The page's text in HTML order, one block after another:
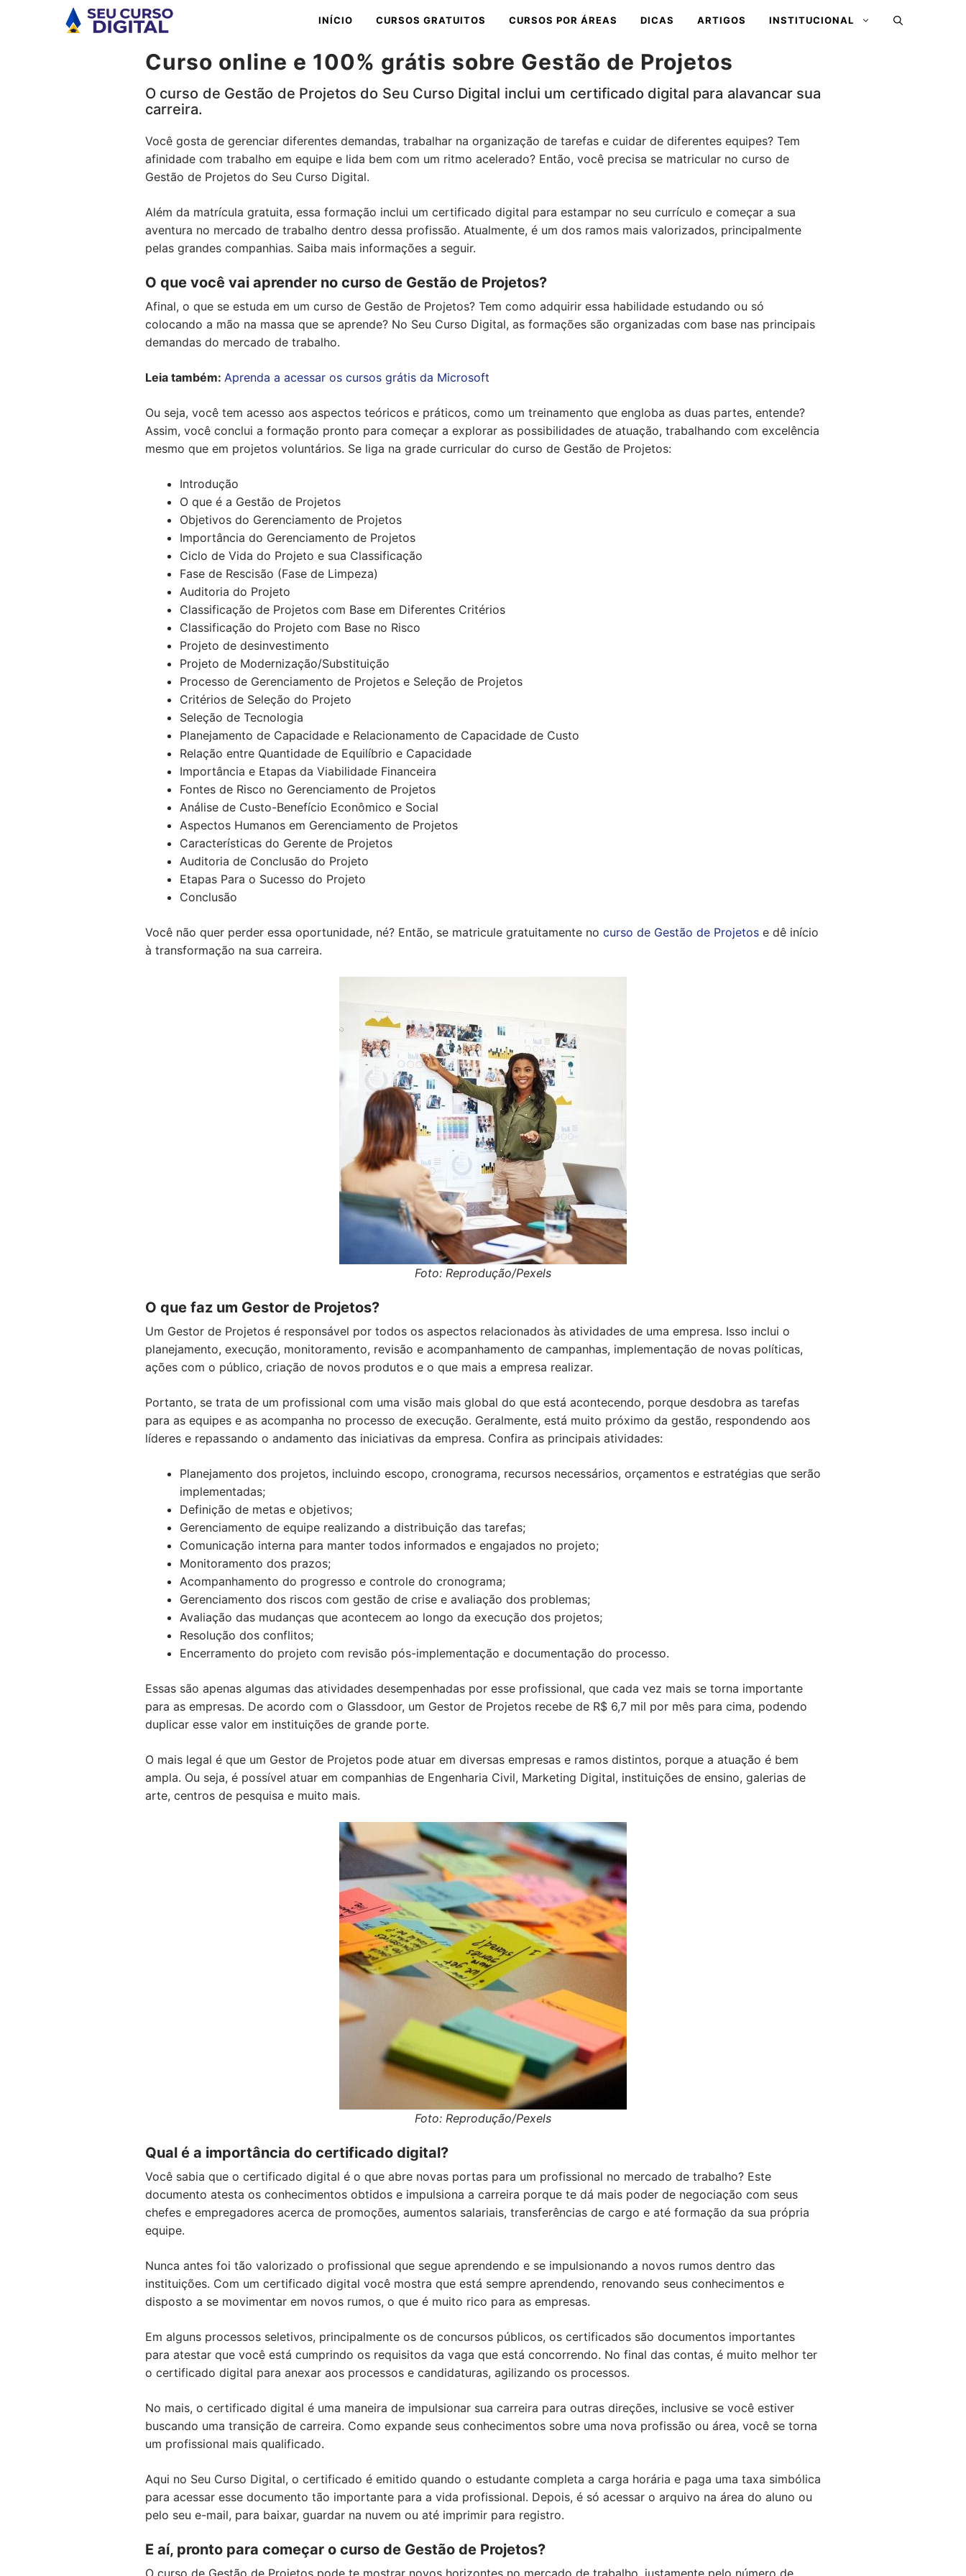
INÍCIO CURSOS GRATUITOS CURSOS POR ÁREAS DICAS ARTIGOS INSTITUCIONAL
Curso online e 100% grátis sobre Gestão de Projetos
O curso de Gestão de Projetos do Seu Curso Digital inclui um certificado digital para alavancar sua
carreira.
Você gosta de gerenciar diferentes demandas, trabalhar na organização de tarefas e cuidar de diferentes equipes? Tem
afinidade com trabalho em equipe e lida bem com um ritmo acelerado? Então, você precisa se matricular no curso de
Gestão de Projetos do Seu Curso Digital.
Além da matrícula gratuita, essa formação inclui um certificado digital para estampar no seu currículo e começar a sua
aventura no mercado de trabalho dentro dessa profissão. Atualmente, é um dos ramos mais valorizados, principalmente
pelas grandes companhias. Saiba mais informações a seguir.
O que você vai aprender no curso de Gestão de Projetos?
Afinal, o que se estuda em um curso de Gestão de Projetos? Tem como adquirir essa habilidade estudando ou só
colocando a mão na massa que se aprende? No Seu Curso Digital, as formações são organizadas com base nas principais
demandas do mercado de trabalho.
Leia também: Aprenda a acessar os cursos grátis da Microsoft
Ou seja, você tem acesso aos aspectos teóricos e práticos, como um treinamento que engloba as duas partes, entende?
Assim, você conclui a formação pronto para começar a explorar as possibilidades de atuação, trabalhando com excelência
mesmo que em projetos voluntários. Se liga na grade curricular do curso de Gestão de Projetos:
Introdução
O que é a Gestão de Projetos
Objetivos do Gerenciamento de Projetos
Importância do Gerenciamento de Projetos
Ciclo de Vida do Projeto e sua Classificação
Fase de Rescisão (Fase de Limpeza)
Auditoria do Projeto
Classificação de Projetos com Base em Diferentes Critérios
Classificação do Projeto com Base no Risco
Projeto de desinvestimento
Projeto de Modernização/Substituição
Processo de Gerenciamento de Projetos e Seleção de Projetos
Critérios de Seleção do Projeto
Seleção de Tecnologia
Planejamento de Capacidade e Relacionamento de Capacidade de Custo
Relação entre Quantidade de Equilíbrio e Capacidade
Importância e Etapas da Viabilidade Financeira
Fontes de Risco no Gerenciamento de Projetos
Análise de Custo-Benefício Econômico e Social
Aspectos Humanos em Gerenciamento de Projetos
Características do Gerente de Projetos
Auditoria de Conclusão do Projeto
Etapas Para o Sucesso do Projeto
Conclusão
Você não quer perder essa oportunidade, né? Então, se matricule gratuitamente no curso de Gestão de Projetos e dê início
à transformação na sua carreira.
Foto: Reprodução/Pexels
O que faz um Gestor de Projetos?
Um Gestor de Projetos é responsável por todos os aspectos relacionados às atividades de uma empresa. Isso inclui o
planejamento, execução, monitoramento, revisão e acompanhamento de campanhas, implementação de novas políticas,
ações com o público, criação de novos produtos e o que mais a empresa realizar.
Portanto, se trata de um profissional com uma visão mais global do que está acontecendo, porque desdobra as tarefas
para as equipes e as acompanha no processo de execução. Geralmente, está muito próximo da gestão, respondendo aos
líderes e repassando o andamento das iniciativas da empresa. Confira as principais atividades:
Planejamento dos projetos, incluindo escopo, cronograma, recursos necessários, orçamentos e estratégias que serão
implementadas;
Definição de metas e objetivos;
Gerenciamento de equipe realizando a distribuição das tarefas;
Comunicação interna para manter todos informados e engajados no projeto;
Monitoramento dos prazos;
Acompanhamento do progresso e controle do cronograma;
Gerenciamento dos riscos com gestão de crise e avaliação dos problemas;
Avaliação das mudanças que acontecem ao longo da execução dos projetos;
Resolução dos conflitos;
Encerramento do projeto com revisão pós-implementação e documentação do processo.
Essas são apenas algumas das atividades desempenhadas por esse profissional, que cada vez mais se torna importante
para as empresas. De acordo com o Glassdoor, um Gestor de Projetos recebe de R$ 6,7 mil por mês para cima, podendo
duplicar esse valor em instituições de grande porte.
O mais legal é que um Gestor de Projetos pode atuar em diversas empresas e ramos distintos, porque a atuação é bem
ampla. Ou seja, é possível atuar em companhias de Engenharia Civil, Marketing Digital, instituições de ensino, galerias de
arte, centros de pesquisa e muito mais.
Foto: Reprodução/Pexels
Qual é a importância do certificado digital?
Você sabia que o certificado digital é o que abre novas portas para um profissional no mercado de trabalho? Este
documento atesta os conhecimentos obtidos e impulsiona a carreira porque te dá mais poder de negociação com seus
chefes e empregadores acerca de promoções, aumentos salariais, transferências de cargo e até formação da sua própria
equipe.
Nunca antes foi tão valorizado o profissional que segue aprendendo e se impulsionando a novos rumos dentro das
instituições. Com um certificado digital você mostra que está sempre aprendendo, renovando seus conhecimentos e
disposto a se movimentar em novos rumos, o que é muito rico para as empresas.
Em alguns processos seletivos, principalmente os de concursos públicos, os certificados são documentos importantes
para atestar que você está cumprindo os requisitos da vaga que está concorrendo. No final das contas, é muito melhor ter
o certificado digital para anexar aos processos e candidaturas, agilizando os processos.
No mais, o certificado digital é uma maneira de impulsionar sua carreira para outras direções, inclusive se você estiver
buscando uma transição de carreira. Como expande seus conhecimentos sobre uma nova profissão ou área, você se torna
um profissional mais qualificado.
Aqui no Seu Curso Digital, o certificado é emitido quando o estudante completa a carga horária e paga uma taxa simbólica
para acessar esse documento tão importante para a vida profissional. Depois, é só acessar o arquivo na área do aluno ou
pelo seu e-mail, para baixar, guardar na nuvem ou até imprimir para registro.
E aí, pronto para começar o curso de Gestão de Projetos?
O curso de Gestão de Projetos pode te mostrar novos horizontes no mercado de trabalho, justamente pelo número de